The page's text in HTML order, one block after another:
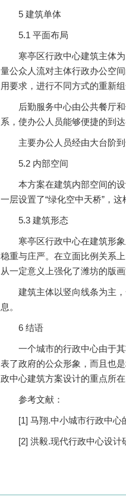
5 建筑单体
5.1 平面布局
寒亭区行政中心建筑主体为
量公众人流对主体行政办公空
用要求，进行不同方式的重新组
后勤服务中心由公共餐厅和
系，使办公人员能够便捷的到达
主要办公人员经由大台阶到
5.2 内部空间
本方案在建筑内部空间的设
一层设置了“绿化空中天桥”，
5.3 建筑形态
寒亭区行政中心在建筑形象
稳重与庄严。在立面比例关系
从一定意义上强化了潍坊的版画
建筑主体以竖向线条为主，
息。
6 结语
一个城市的行政中心由于其
表了政府的公众形象，而且也
政中心建筑方案设计的重点所在
参考文献：
[1] 马翔.中小城市行政中心的
[2] 洪毅.现代行政中心设计研